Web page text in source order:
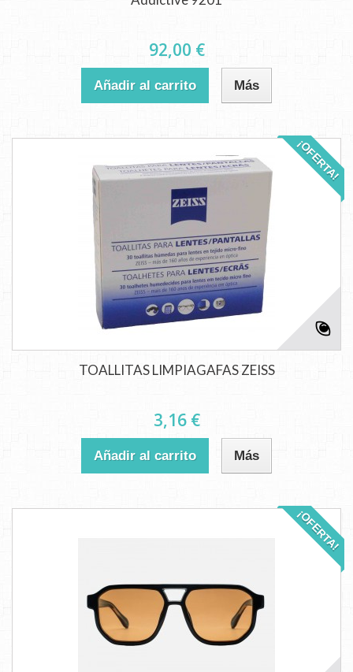
92,00 €
Añadir al carrito Más
¡OFERTA!
TOALLITAS LIMPIAGAFAS ZEISS
3,16 €
Añadir al carrito Más
¡OFERTA!